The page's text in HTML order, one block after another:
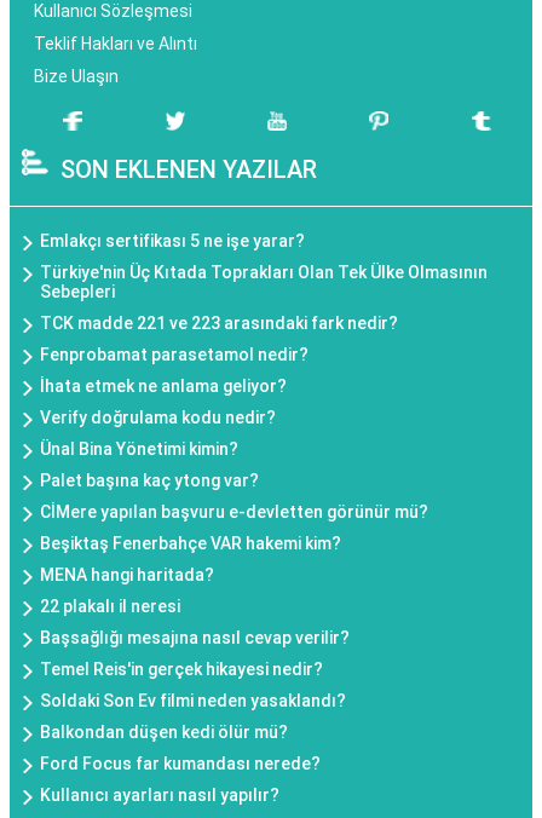
Kullanıcı Sözleşmesi
Teklif Hakları ve Alıntı
Bize Ulaşın
SON EKLENEN YAZILAR
Emlakçı sertifikası 5 ne işe yarar?
Türkiye'nin Üç Kıtada Toprakları Olan Tek Ülke Olmasının
Sebepleri
TCK madde 221 ve 223 arasındaki fark nedir?
Fenprobamat parasetamol nedir?
İhata etmek ne anlama geliyor?
Verify doğrulama kodu nedir?
Ünal Bina Yönetimi kimin?
Palet başına kaç ytong var?
CİMere yapılan başvuru e-devletten görünür mü?
Beşiktaş Fenerbahçe VAR hakemi kim?
MENA hangi haritada?
22 plakalı il neresi
Başsağlığı mesajına nasıl cevap verilir?
Temel Reis'in gerçek hikayesi nedir?
Soldaki Son Ev filmi neden yasaklandı?
Balkondan düşen kedi ölür mü?
Ford Focus far kumandası nerede?
Kullanıcı ayarları nasıl yapılır?